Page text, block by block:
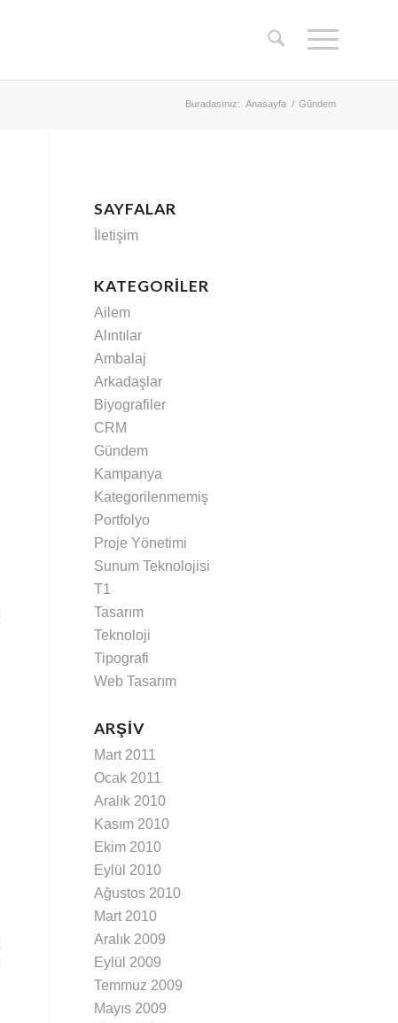
Buradasınız: Anasayfa / Gündem
SAYFALAR
İletişim
KATEGORILER
Ailem
Alıntılar
Ambalaj
Arkadaşlar
Biyografiler
CRM
Gündem
Kampanya
Kategorilenmemiş
Portfolyo
Proje Yönetimi
Sunum Teknolojisi
T1
Tasarım
Teknoloji
Tipografi
Web Tasarım
ARŞIV
Mart 2011
Ocak 2011
Aralık 2010
Kasım 2010
Ekim 2010
Eylül 2010
Ağustos 2010
Mart 2010
Aralık 2009
Eylül 2009
Temmuz 2009
Mayıs 2009